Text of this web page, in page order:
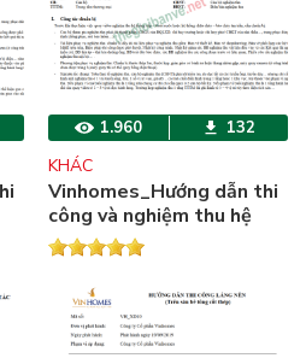
1.960 132
KHÁC
Vinhomes_Hướng dẫn thi
công và nghiệm thu hệ
thống thoát nước, chữa
cháy, báo cháy âm trần